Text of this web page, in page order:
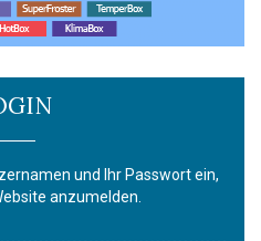
und Ihr Passwort ein,
anzumelden.